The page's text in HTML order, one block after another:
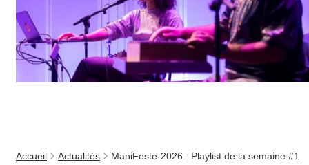
Accueil Actualités ManiFeste-2026 : Playlist de la semaine #1